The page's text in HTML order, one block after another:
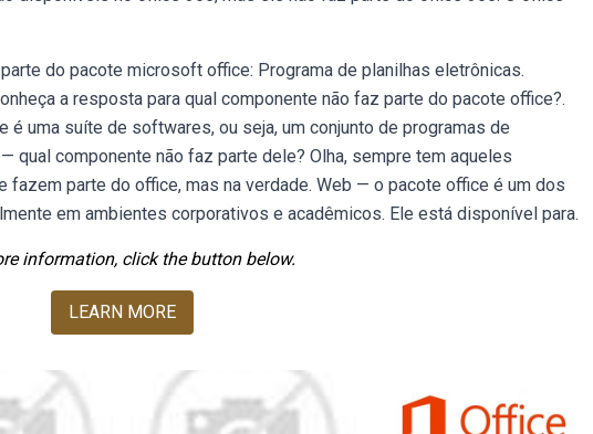
do pacote microsoft office: Programa de planilhas eletrônicas.
a resposta para qual componente não faz parte do pacote office?.
uma suíte de softwares, ou seja, um conjunto de programas de
qual componente não faz parte dele? Olha, sempre tem aqueles
fazem parte do office, mas na verdade. Web — o pacote office é um dos
em ambientes corporativos e acadêmicos. Ele está disponível para.
information, click the button below.
LEARN MORE